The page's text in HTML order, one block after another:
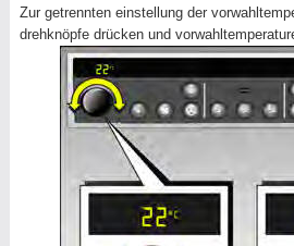
Zur getrennten einstellung der
drehknöpfe drücken und